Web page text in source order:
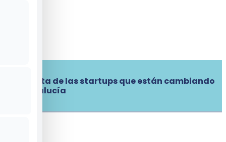
La ruta de las startups que están cambiando
Andalucía